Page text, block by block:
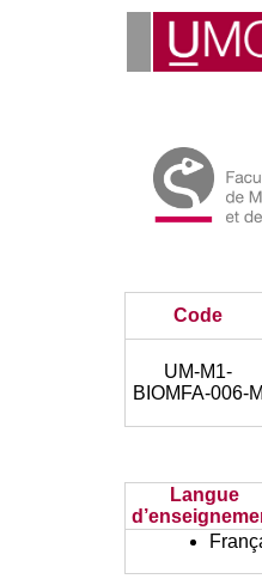
Code
UM-M1-
BIOMFA-006-M
Langue